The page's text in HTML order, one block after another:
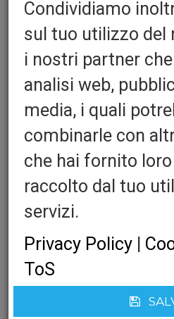
Cilindrični
Regolabili
montaggio su cilindri
Bordo smussato
Varie lunghezze
Possibile ogni
Quantita':
Condividiamo
sul tuo utilizzo del
i nostri partner
analisi web,
media, i quali
combinarle con
che hai fornito
raccolto dal tuo
servizi.
Privacy Policy
ToS